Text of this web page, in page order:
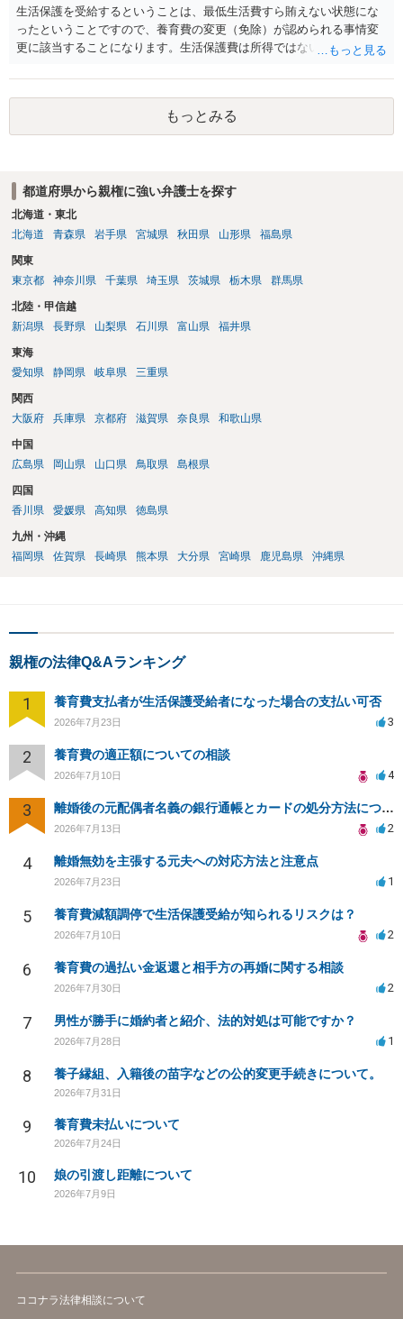
生活保護を受給するということは、最低生活費すら賄えない状態にな
ったということですので、養育費の変更（免除）が認められる事情変
更に該当することになります。生活保護費は所得ではないので、「保
支払った場合に返還請求権が認められたり役所から何らかのペナルテ
ィが課されたりするわけではなく、「残りのお金で自己責任で生活せ
よ」ということになるので、生活保護を受給することになった時はす
みやかに合意のための話し合いあるいは調停申立てをすべきでしょ
もっとみる
都道府県から親権に強い弁護士を探す
北海道・東北
北海道
青森県 岩手県 宮城県 秋田県 山形県 福島県
関東
東京都
神奈川県 千葉県 埼玉県 茨城県 栃木県 群馬県
北陸・甲信越
新潟県
長野県 山梨県 石川県 富山県 福井県
東海
愛知県
静岡県 岐阜県 三重県
関西
大阪府
兵庫県 京都府 滋賀県 奈良県 和歌山県
中国
広島県
岡山県 山口県 鳥取県 島根県
四国
香川県
愛媛県 高知県 徳島県
九州・沖縄
福岡県
佐賀県 長崎県 熊本県 大分県 宮崎県 鹿児島県 沖縄県
親権の法律Q&Aランキング
1 養育費支払者が生活保護受給者になった場合の支払い可否
2026年7月23日 3
2 養育費の適正額についての相談
2026年7月10日 4
3 離婚後の元配偶者名義の銀行通帳とカードの処分方法について
2026年7月13日 2
4 離婚無効を主張する元夫への対応方法と注意点
2026年7月23日 1
5 養育費減額調停で生活保護受給が知られるリスクは？
2026年7月10日 2
6 養育費の過払い金返還と相手方の再婚に関する相談
2026年7月30日 2
7 男性が勝手に婚約者と紹介、法的対処は可能ですか？
2026年7月28日 1
8 養子縁組、入籍後の苗字などの公的変更手続きについて。
2026年7月31日
9 養育費未払いについて
2026年7月24日
10 娘の引渡し距離について
2026年7月9日
ココナラ法律相談について